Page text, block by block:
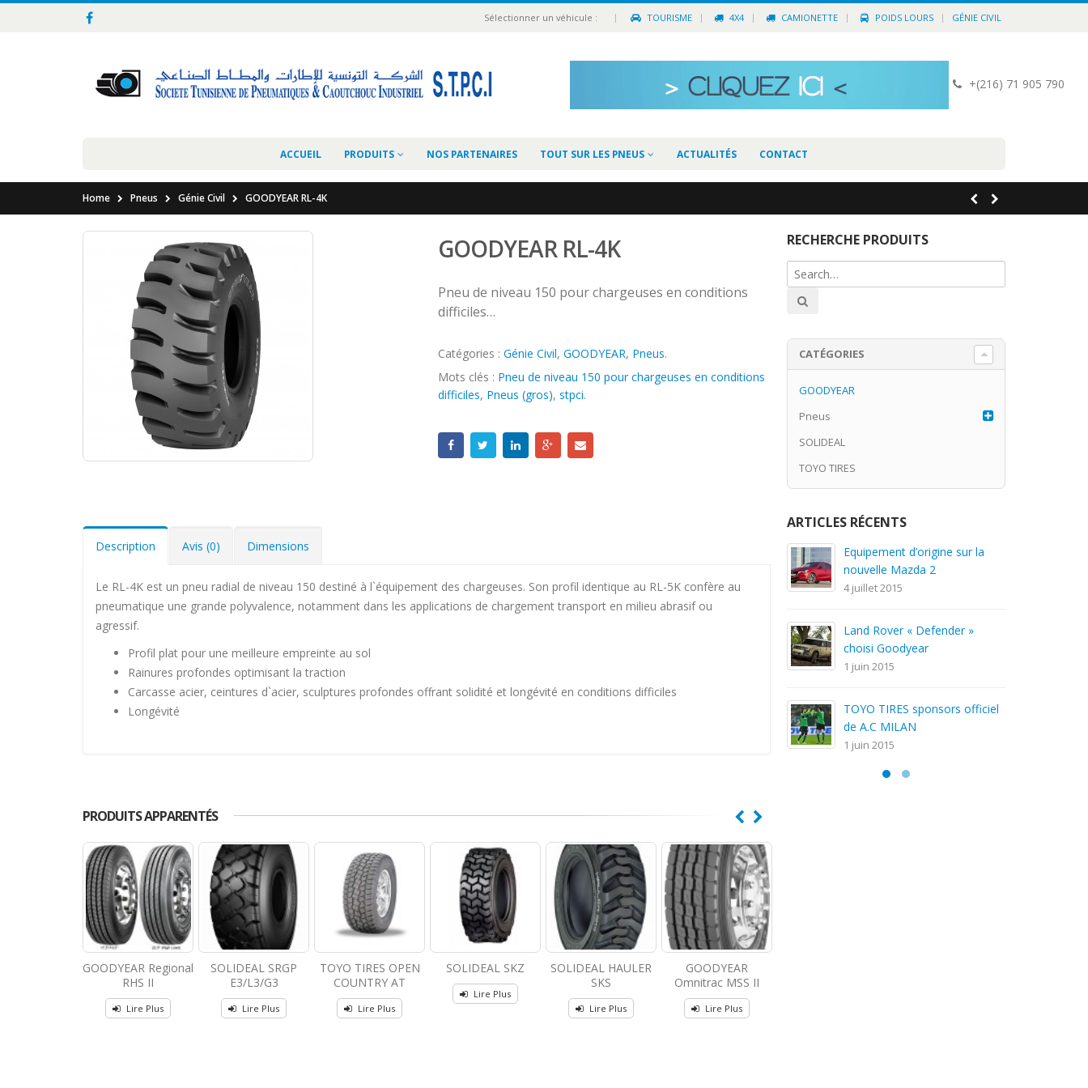
Sélectionner un véhicule : | TOURISME 4X4 CAMIONETTE POIDS LOURS GÉNIE CIVIL
+(216) 71 905 790
ACCUEIL PRODUITS NOS PARTENAIRES TOUT SUR LES PNEUS ACTUALITÉS CONTACT
Home Pneus Génie Civil GOODYEAR RL-4K
GOODYEAR RL-4K
Pneu de niveau 150 pour chargeuses en conditions
difficiles…
Catégories : Génie Civil, GOODYEAR, Pneus.
Mots clés : Pneu de niveau 150 pour chargeuses en conditions
difficiles, Pneus (gros), stpci.
Description Avis (0) Dimensions
Le RL-4K est un pneu radial de niveau 150 destiné à l`équipement des chargeuses. Son profil identique au RL-5K confère au
pneumatique une grande polyvalence, notamment dans les applications de chargement transport en milieu abrasif ou
agressif.
Profil plat pour une meilleure empreinte au sol
Rainures profondes optimisant la traction
Carcasse acier, ceintures d`acier, sculptures profondes offrant solidité et longévité en conditions difficiles
Longévité
PRODUITS APPARENTÉS
GOODYEAR Regional
RHS II
Lire Plus
SOLIDEAL SRGP
E3/L3/G3
Lire Plus
TOYO TIRES OPEN
COUNTRY AT
Lire Plus
SOLIDEAL SKZ
Lire Plus
SOLIDEAL HAULER
SKS
Lire Plus
GOODYEAR
Omnitrac MSS II
Lire Plus
RECHERCHE PRODUITS
CATÉGORIES
GOODYEAR
Pneus
SOLIDEAL
TOYO TIRES
ARTICLES RÉCENTS
Equipement d’origine sur la
nouvelle Mazda 2
4 juillet 2015
Land Rover « Defender »
choisi Goodyear
1 juin 2015
TOYO TIRES sponsors officiel
de A.C MILAN
1 juin 2015